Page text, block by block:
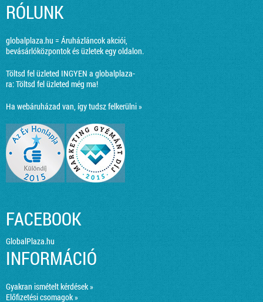
RÓLUNK
globalplaza.hu = Áruházláncok akciói,
bevásárlóközpontok és üzletek egy oldalon.
Töltsd fel üzleted INGYEN a globalplaza-
ra:Töltsd fel üzleted még ma!
Ha webáruházad van, így tudsz felkerülni »
FACEBOOK
GlobalPlaza.hu
INFORMÁCIÓ
Gyakran ismételt kérdések »
Előfizetési csomagok »